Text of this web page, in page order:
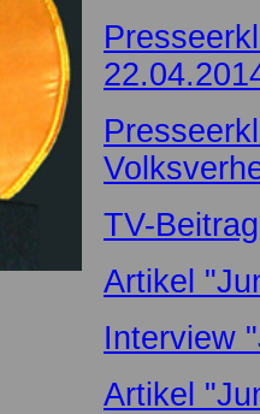
TV-
Artikel
Interview
Artikel